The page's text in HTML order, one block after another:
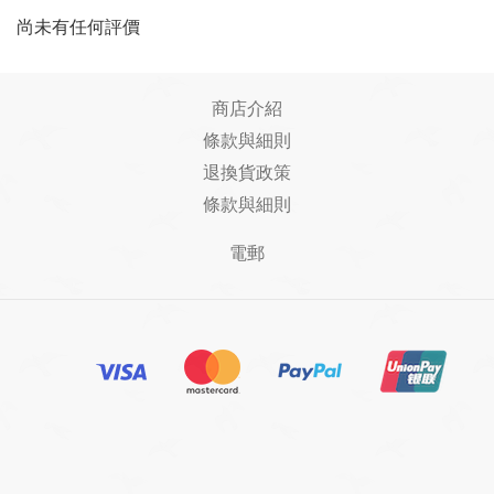
尚未有任何評價
商店介紹
條款與細則
退換貨政策
條款與細則
電郵